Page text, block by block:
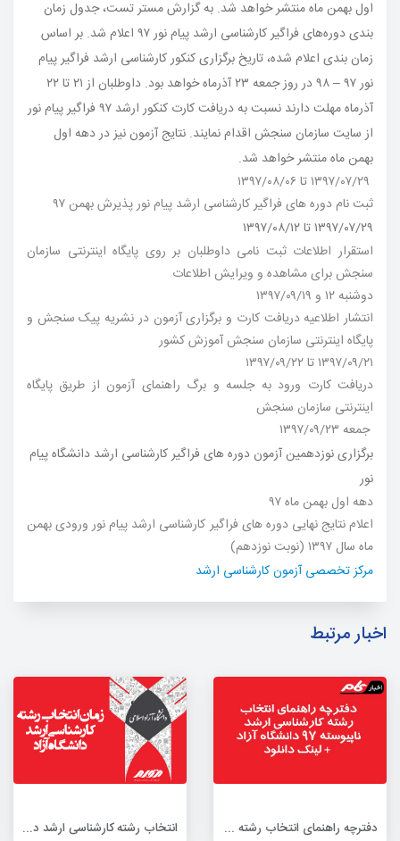
جستجو
اول بهمن ماه منتشر خواهد شد. به گزارش مستر تست، جدول زمان‌
بندی دوره‌های فراگیر کارشناسی ارشد پیام نور ۹۷ اعلام شد. بر اساس
زمان بندی اعلام شده، تاریخ برگزاری کنکور کارشناسی ارشد فراگیر پیام
نور ۹۷ – ۹۸ در روز جمعه ۲۳ آذرماه خواهد بود. داوطلبان از ۲۱ تا ۲۲
آذرماه مهلت دارند نسبت به دریافت کارت کنکور ارشد ۹۷ فراگیر پیام نور
از سایت سازمان سنجش اقدام نمایند. نتایج آزمون نیز در دهه اول
بهمن ماه منتشر خواهد شد.
ثبت نام دوره های فراگیر کارشناسی ارشد پیام نور پذیرش بهمن ۹۷
۱۳۹۷/۰۷/۲۹ تا ۱۳۹۷/۰۸/۱۲
استقرار اطلاعات ثبت نامی داوطلبان بر روی پایگاه اینترنتی سازمان
سنجش برای مشاهده و ویرایش اطلاعات
دوشنبه ۱۲ و ۱۳۹۷/۰۹/۱۹
انتشار اطلاعیه دریافت کارت و برگزاری آزمون در نشریه پیک سنجش و
پایگاه اینترنتی سازمان سنجش آموزش کشور
۱۳۹۷/۰۹/۲۱ تا ۱۳۹۷/۰۹/۲۲
دریافت کارت ورود به جلسه و برگ راهنمای آزمون از طریق پایگاه
اینترنتی سازمان سنجش
جمعه ۱۳۹۷/۰۹/۲۳
برگزاری نوزدهمین آزمون دوره های فراگیر کارشناسی ارشد دانشگاه پیام
نور
دهه اول بهمن ماه ۹۷
اعلام نتایج نهایی دوره های فراگیر کارشناسی ارشد پیام نور ورودی بهمن
ماه سال ۱۳۹۷ (نوبت نوزدهم)
مرکز تخصصی آزمون کارشناسی ارشد
اخبار مرتبط
انتخاب رشته کارشناسی ارشد دانشگاه آزاد اسلامی دفترچه راهنمای انتخاب رشته‌ کارشناسی ارشد ناپیوسته 97 دانشگاه آزاد + لینک دانلود